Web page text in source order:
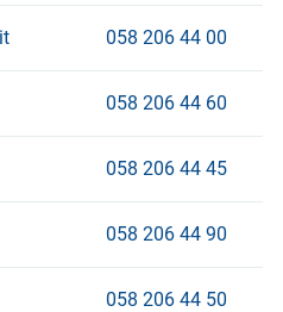
058 206 44 00
058 206 44 60
058 206 44 45
058 206 44 90
058 206 44 50